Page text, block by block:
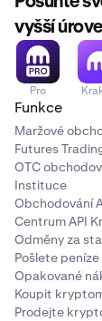
vyšší
Pro
Funkce
Maržové
Futures
OTC
Instituce
Obchodování
Centrum API
Odměny za
Pošlete peníze
Opakované
Koupit
Prodejte